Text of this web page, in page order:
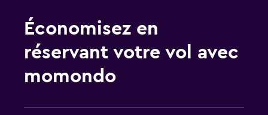
Économisez en
réservant votre vol avec
momondo